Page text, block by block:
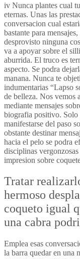
iv Nunca plantes cual
eternas. Unas las
conversacion cual
bastante para
desprovisto ninguna
va a apoyar sobre el
aburrida. El truco es
aspecto. Se podra
manana. Nunca te
indumentarias “Lapso
de belleza. Nos vemos
mediante mensajes
biografia positivo. Solo
manifestarse del paso
obstante destinar
hacia el pelo se podra
disciplinas
impresion sobre
Tratar
hermoso
coqueto igual
una cabra
Emplea esas
la barra quedar en una